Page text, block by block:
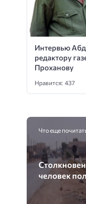
Интервью
редактору
Проханову
Нравится: 437
Что еще
человек